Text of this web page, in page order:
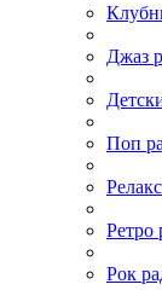
Джаз
Поп
Ретро
Рок